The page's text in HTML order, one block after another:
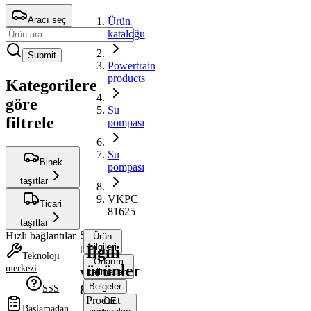
Aracı seç
Submit
Kategorilere
göre
filtrele
Binek
taşıtlar
Ticari
taşıtlar
Hızlı bağlantılar
Teknoloji
merkezi
SSS
Başlamadan
Ürün
kataloğu
Powertrain
products
Su
pompası
Su
pompası
VKPC
81625
Su
pompası
VKPC
81625
Ürün
bilgileri
Onarım
talimatları
Belgeler
OE
İlgili
ürünler
Product